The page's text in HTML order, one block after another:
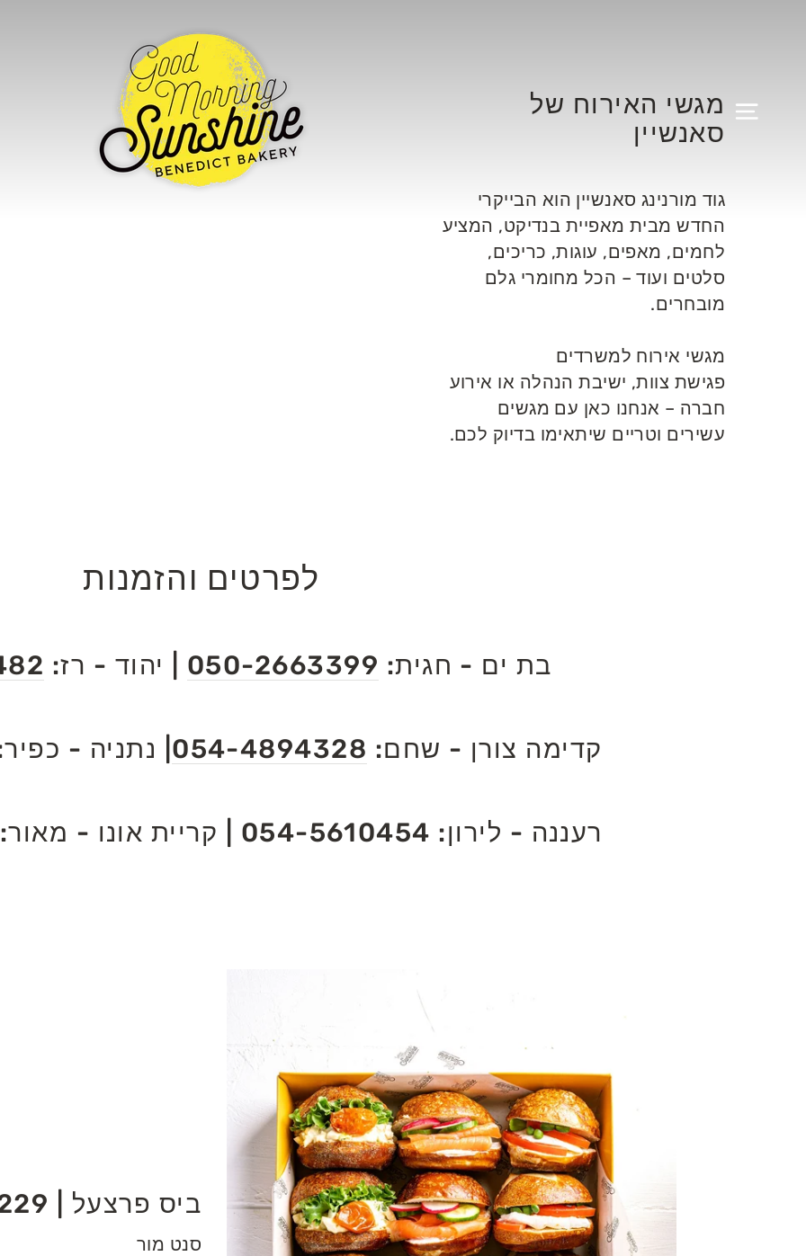
MISSING: HE.GENERAL.DRAWERS.NAVIGATION
מגשי האירוח של
סאנשיין
גוד מורנינג סאנשיין הוא הבייקרי
החדש מבית מאפיית בנדיקט, המציע
לחמים, מאפים, עוגות, כריכים,
סלטים ועוד – הכל מחומרי גלם
מובחרים.
מגשי אירוח למשרדים
פגישת צוות, ישיבת הנהלה או אירוע
חברה – אנחנו כאן עם מגשים
עשירים וטריים שיתאימו בדיוק לכם.
לפרטים והזמנות
בת ים - חגית: 050-2663399 | יהוד - רז:
קדימה צורן - שחם: 054-4894328 | נתניה -
רעננה - לירון: 054-5610454 | קריית אונו -
ביס פרצעל | 229
סנט מור